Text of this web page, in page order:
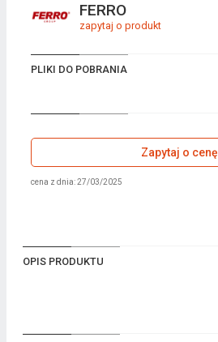
FERRO
zapytaj o produkt
PLIKI DO POBRANIA
Zapytaj o cenę
cena z dnia: 27/03/2025
OPIS PRODUKTU